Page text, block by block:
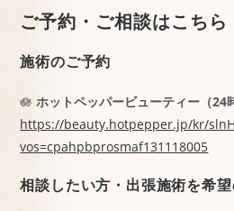
ご予約・ご相談はこちら
施術のご予約
🪷ホットペッパービューティー（24
https://beauty.hotpepper.jp/kr/
vos=cpahpbprosmaf131118005
相談したい方・出張施術を希望